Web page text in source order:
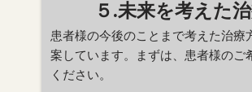
５.未来を考えた
患者様の今後のことまで考えた治療
案しています。まずは、患者様のご
ください。